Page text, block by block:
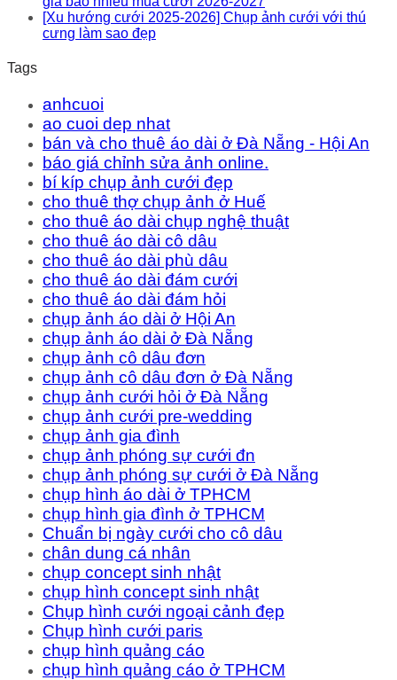
[Xu hướng cưới 2025-2026] Chụp ảnh cưới với thú
cưng làm sao đẹp
Tags
anhcuoi
ao cuoi dep nhat
bán và cho thuê áo dài ở Đà Nẵng - Hội An
báo giá chỉnh sửa ảnh online.
bí kíp chụp ảnh cưới đẹp
cho thuê thợ chụp ảnh ở Huế
cho thuê áo dài chụp nghệ thuật
cho thuê áo dài cô dâu
cho thuê áo dài phù dâu
cho thuê áo dài đám cưới
cho thuê áo dài đám hỏi
chụp ảnh áo dài ở Hội An
chụp ảnh áo dài ở Đà Nẵng
chụp ảnh cô dâu đơn
chụp ảnh cô dâu đơn ở Đà Nẵng
chụp ảnh cưới hỏi ở Đà Nẵng
chụp ảnh cưới pre-wedding
chụp ảnh gia đình
chụp ảnh phóng sự cưới đn
chụp ảnh phóng sự cưới ở Đà Nẵng
chụp hình áo dài ở TPHCM
chụp hình gia đình ở TPHCM
Chuẩn bị ngày cưới cho cô dâu
chân dung cá nhân
chụp concept sinh nhật
chụp hình concept sinh nhật
Chụp hình cưới ngoại cảnh đẹp
Chụp hình cưới paris
chụp hình quảng cáo
chụp hình quảng cáo ở TPHCM